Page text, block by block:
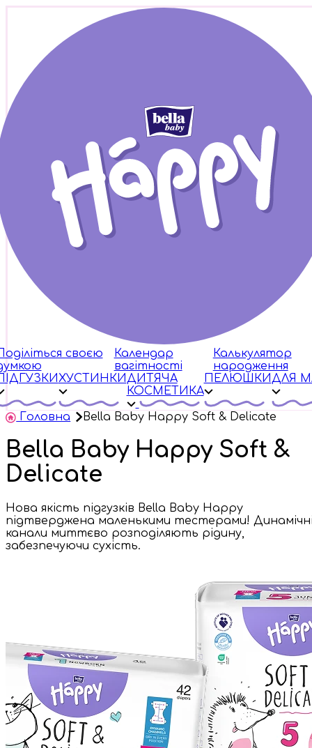
своєю
Календар
вагітності
Калькулятор
народження
ХУСТИНКИДИТЯЧА
КОСМЕТИКА
ПЕЛЮШКИДЛЯ
Головна Bella Baby Happy Soft & Delicate
Bella Baby Happy Soft &
Delicate
Нова якість підгузків Bella Baby Happy
підтверджена маленькими тестерами!
канали миттєво розподіляють рідину,
забезпечуючи сухість.